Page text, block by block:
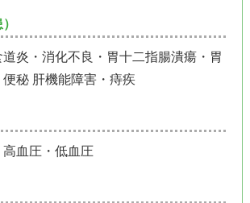
炎・消化不良・胃十二指腸潰瘍・胃
秘 肝機能障害・痔疾
血圧・低血圧